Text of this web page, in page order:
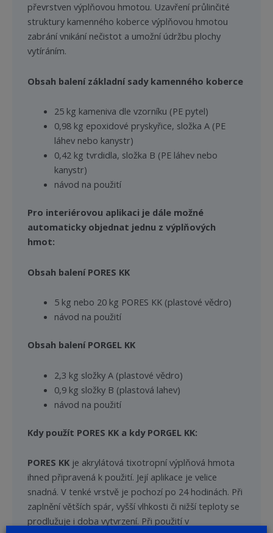
převrstven výplňovou hmotou. Uzavření průlinčité
struktury kamenného koberce výplňovou hmotou
zabrání vnikání nečistot a umožní údržbu plochy
vytíráním.
Obsah balení základní sady kamenného koberce
25 kg kameniva dle vzorníku (PE pytel)
0,98 kg epoxidové pryskyřice, složka A (PE
láhev nebo kanystr)
0,42 kg tvrdidla, složka B (PE láhev nebo
kanystr)
návod na použití
Pro interiérovou aplikaci je dále možné
automaticky objednat jednu z výplňových
hmot:
Obsah balení PORES KK
5 kg nebo 20 kg PORES KK (plastové vědro)
návod na použití
Obsah balení PORGEL KK
2,3 kg složky A (plastové vědro)
0,9 kg složky B (plastová lahev)
návod na použití
Kdy použít PORES KK a kdy PORGEL KK:
PORES KK je akrylátová tixotropní výplňová hmota
ihned připravená k použití. Její aplikace je velice
snadná. V tenké vrstvě je pochozí po 24 hodinách. Při
zaplnění větších spár, vyšší vlhkosti či nižší teploty se
prodlužuje i doba vytvrzení. Při použití v